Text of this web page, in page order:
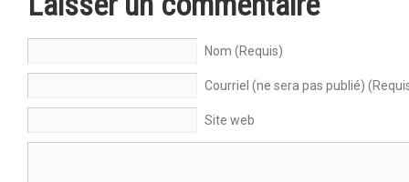
Nom (Requis)
Courriel (ne sera pas publié)
Site web